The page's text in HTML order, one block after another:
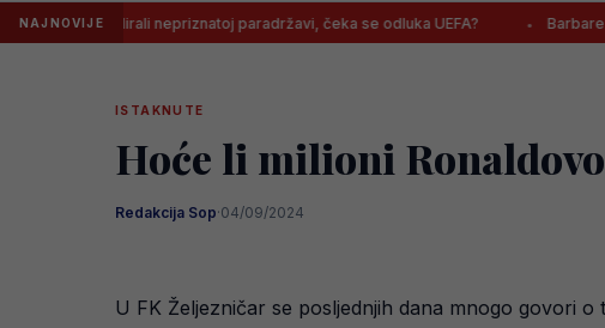
NAJNOVIJEnepriznatoj paradržavi, čeka se odluka UEFA? Barbarezova
ISTAKNUTE
Hoće li milioni
Redakcija Sop·04/09/2024
U FK Željezničar se posljednjih dana mnogo govori